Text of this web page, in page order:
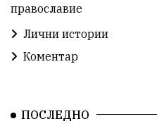
Избори 2026
едрогабаритни отпадъци
православие
Лични истории
Коментар
ПОСЛЕДНО